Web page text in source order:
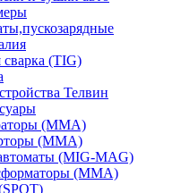
сварка (TIG)
Телвин
(MMA)
(MMA)
(MIG-MAG)
(MMA)